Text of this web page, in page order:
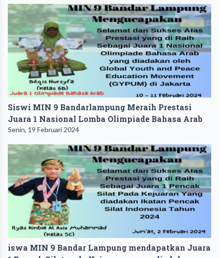
Siswi MIN 9 Bandarlampung Meraih Prestasi
Juara 1 Nasional Lomba Olimpiade Bahasa Arab
Senin, 19 Februari 2024
iswa MIN 9 Bandar Lampung mendapatkan Juara